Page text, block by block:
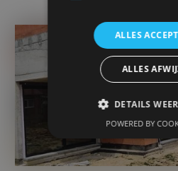
ALLES
ALLES
DETAILS
POWERED BY